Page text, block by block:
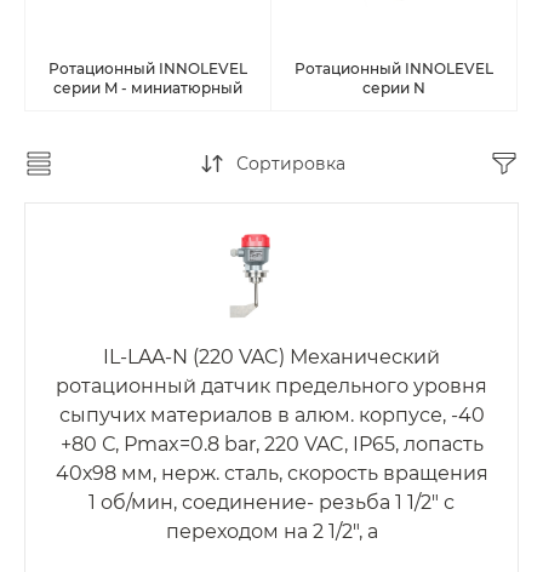
Ротационный INNOLEVEL
серии M - миниатюрный
Ротационный INNOLEVEL
серии N
Сортировка
IL-LAA-N (220 VAC) Механический
ротационный датчик предельного уровня
сыпучих материалов в алюм. корпусе, -40
+80 С, Рmax=0.8 bar, 220 VAC, IP65, лопасть
40х98 мм, нерж. сталь, скорость вращения
1 об/мин, соединение- резьба 1 1/2" с
переходом на 2 1/2", а